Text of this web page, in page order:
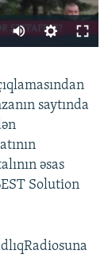
saytında
əsas
Solution